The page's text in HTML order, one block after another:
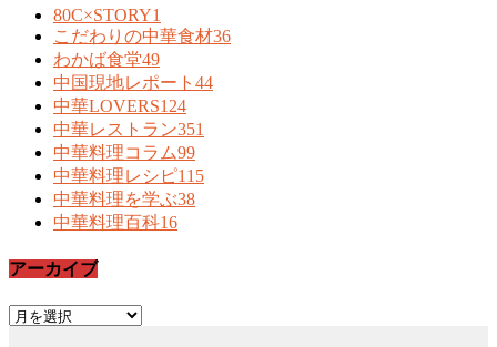
80C×STORY1
こだわりの中華食材36
わかば食堂49
中国現地レポート 44
中華LOVERS124
中華レストラン351
中華料理コラム99
中華料理レシピ115
中華料理を学ぶ38
中華料理百科16
アーカイブ
ア